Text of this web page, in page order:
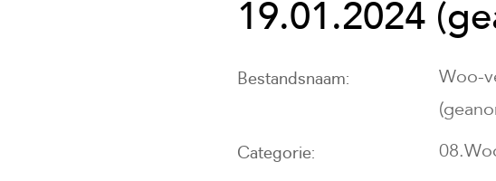
19.01.2024
Bestandsnaam
Woo-
Categorie